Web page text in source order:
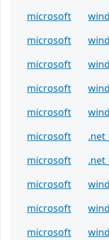
microsoft
microsoft
microsoft
microsoft
microsoft
microsoft
microsoft
microsoft
microsoft
microsoft